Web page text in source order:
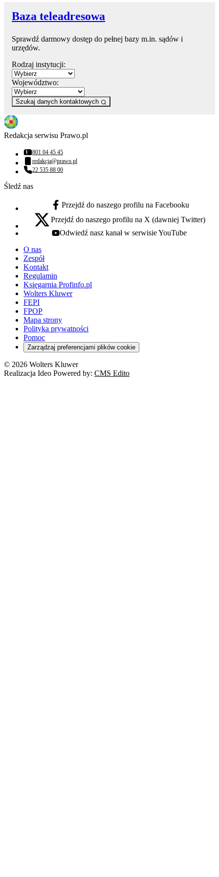
Baza teleadresowa
Sprawdź darmowy dostęp do pełnej bazy m.in. sądów i
urzędów.
Rodzaj instytucji:
Województwo:
Szukaj danych kontaktowych
Redakcja serwisu Prawo.pl
Numer telefonu:
801 04 45 45
Adres email:
redakcja@prawo.pl
Numer telefonu:
22 535 88 00
Śledź nas
facebook - otwiera się w nowej karcie
Przejdź do naszego profilu na Facebooku
x - otwiera się w nowej karcie
Przejdź do naszego profilu na X (dawniej Twitter)
youtube - otwiera się w nowej karcie
Odwiedź nasz kanał w serwisie YouTube
O nas
Zespół
Kontakt
Regulamin
Księgarnia Profinfo.pl
Wolters Kluwer
FEPI
FPOP
Mapa strony
Polityka prywatności
Pomoc
Zarządzaj preferencjami plików cookie
© 2026 Wolters Kluwer
Realizacja Ideo Powered by: CMS Edito